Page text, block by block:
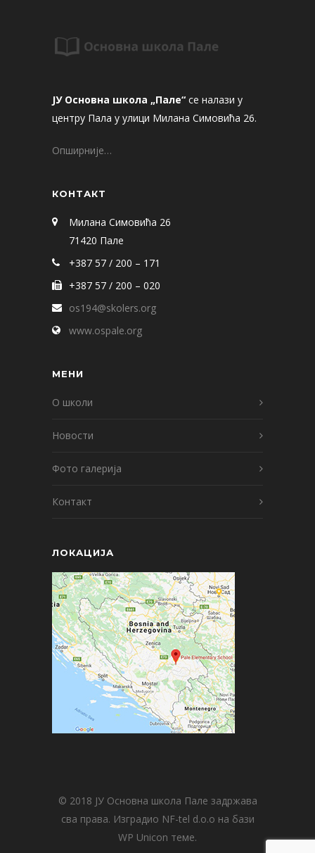
ЈУ Основна школа „Пале“ се налази у
центру Пала у улици Милана Симовића 26.
Опширније…
КОНТАКТ
Милана Симовића 26
71420 Пале
+387 57 / 200 – 171
+387 57 / 200 – 020
os194@skolers.org
www.ospale.org
МЕНИ
О школи
Новости
Фото галерија
Контакт
ЛОКАЦИЈА
© 2018 ЈУ Основна школа Пале задржава
сва права. Изградио NF-tel d.o.o на бази
WP Unicon теме.